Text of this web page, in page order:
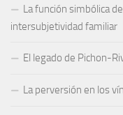
La función simbólica
intersubjetividad familiar
El legado de Pichon-
La perversión en los